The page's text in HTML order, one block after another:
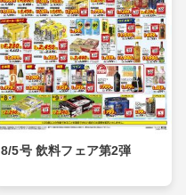
8/5号 飲料フェア第2弾